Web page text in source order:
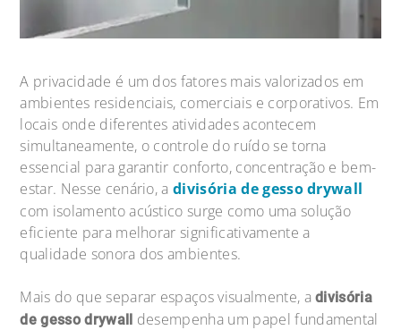
A privacidade é um dos fatores mais valorizados em
ambientes residenciais, comerciais e corporativos. Em
locais onde diferentes atividades acontecem
simultaneamente, o controle do ruído se torna
essencial para garantir conforto, concentração e bem-
estar. Nesse cenário, adivisória de gesso drywall
com isolamento acústico surge como uma solução
eficiente para melhorar significativamente a
qualidade sonora dos ambientes.
Mais do que separar espaços visualmente, adivisória
de gesso drywall desempenha um papel fundamental